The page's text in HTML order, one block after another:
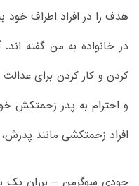
هدف را در افراد اطراف خود
در خانواده به من گفته
کردن و کار کردن برای
و احترام به پدر زحمتکش
افراد زحمتکشی مانند پدرش،
جودی سوگرمن – برزان یک